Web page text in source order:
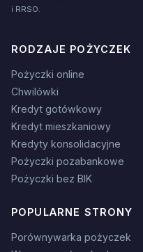
i RRSO.
RODZAJE POŻYCZEK
Pożyczki online
Chwilówki
Kredyt gotówkowy
Kredyt mieszkaniowy
Kredyty konsolidacyjne
Pożyczki pozabankowe
Pożyczki bez BIK
POPULARNE STRONY
Porównywarka pożyczek